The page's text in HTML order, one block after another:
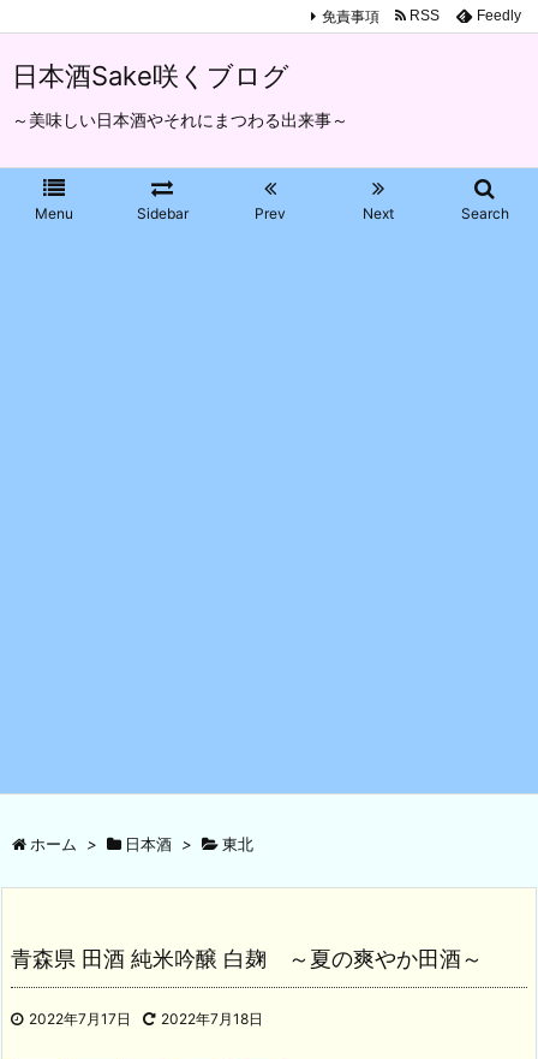
日本酒Sake咲くブログ
～美味しい日本酒やそれにまつわる出来事～
Menu Sidebar Prev Next Search
免責事項 RSS Feedly
ホーム > 日本酒 > 東北
青森県 田酒 純米吟醸 白麹 ～夏の爽やか田酒～
2022年7月17日 2022年7月18日